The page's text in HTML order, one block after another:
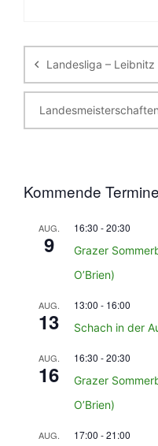
Landesliga –
Kommende Termine
AUG.
9
16:30 -20:30
Grazer
O’Brien)
AUG.
13
13:00 - 16:00
Schach in der
AUG.
16
16:30 -20:30
Grazer
O’Brien)
AUG. 17:00 -21:00